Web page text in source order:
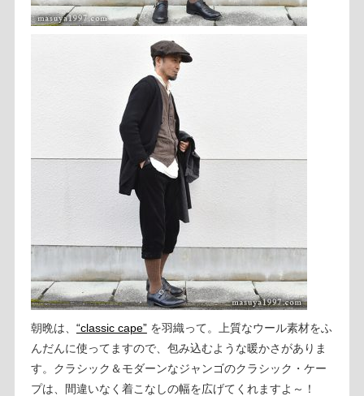
朝晩は、 “classic cape”を羽織って。上質なウール素材をふ
んだんに使ってますので、包み込むような暖かさがありま
す。クラシック＆モダーンなジャンゴのクラシック・ケー
プは、間違いなく着こなしの幅を広げてくれますよ～！